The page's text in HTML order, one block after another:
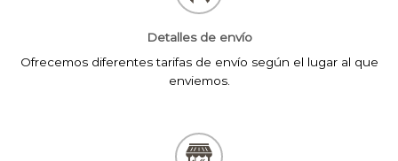
Detalles de envío
Ofrecemos diferentes tarifas de envío según el lugar al que
enviemos.